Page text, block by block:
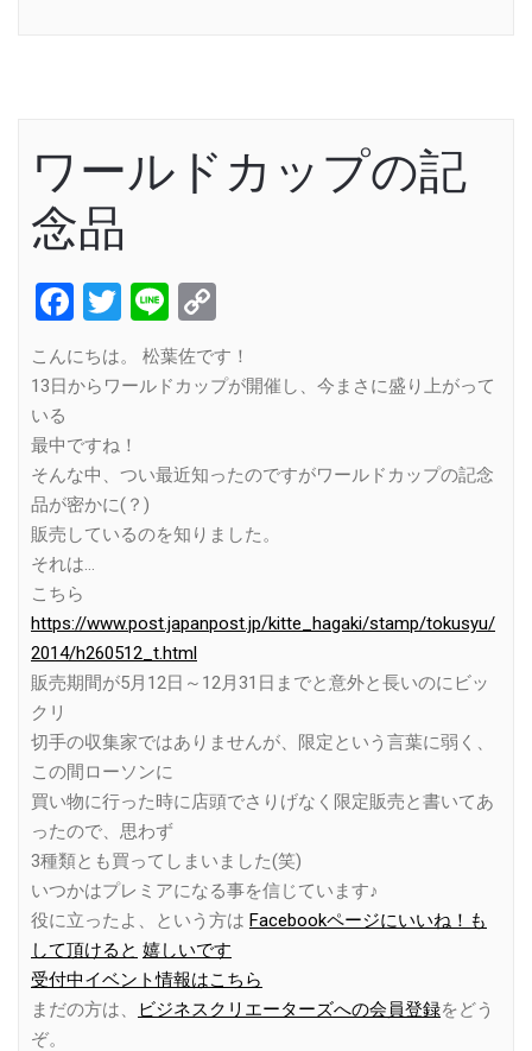
ワールドカップの記
念品
Facebook
Twitter
Line
Link
こんにちは。 松葉佐です！
13日からワールドカップが開催し、今まさに盛り上がって
いる
最中ですね！
そんな中、つい最近知ったのですがワールドカップの記念
品が密かに(？)
販売しているのを知りました。
それは…
こちら
https://www.post.japanpost.jp/kitte_hagaki/stamp/tokusyu/
2014/h260512_t.html
販売期間が5月12日～12月31日までと意外と長いのにビッ
クリ
切手の収集家ではありませんが、限定という言葉に弱く、
この間ローソンに
買い物に行った時に店頭でさりげなく限定販売と書いてあ
ったので、思わず
3種類とも買ってしまいました(笑)
いつかはプレミアになる事を信じています♪
役に立ったよ、という方は Facebookページにいいね！も
して頂けると 嬉しいです
受付中イベント情報はこちら
まだの方は、
ビジネスクリエーターズへの会員登録をどう
ぞ。